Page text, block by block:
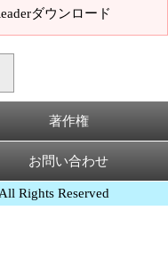
ダウンロード
著作権
お問い合わせ
Rights Reserved